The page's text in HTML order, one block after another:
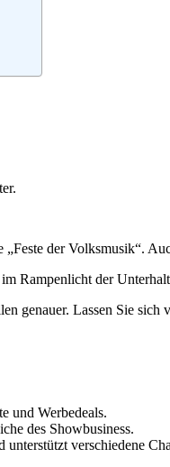
der Volksmusik“.
Rampenlicht der
genauer. Lassen Sie
und Werbedeals.
des Showbusiness.
verschiedene